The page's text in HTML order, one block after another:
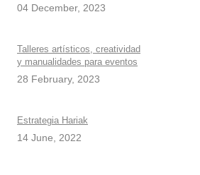
04 December, 2023
Talleres artísticos, creatividad
y manualidades para eventos
28 February, 2023
Estrategia Hariak
14 June, 2022